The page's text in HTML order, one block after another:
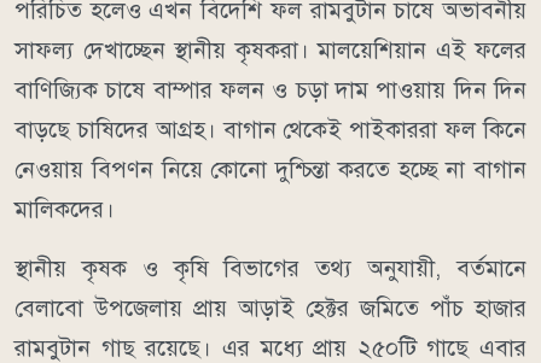
পরিচিত হলেও এখন বিদেশি ফল রামবুটান চাষে অভাবনীয়
সাফল্য দেখাচ্ছেন স্থানীয় কৃষকরা। মালয়েশিয়ান এই ফলের
বাণিজ্যিক চাষে বাম্পার ফলন ও চড়া দাম পাওয়ায় দিন দিন
বাড়ছে চাষিদের আগ্রহ। বাগান থেকেই পাইকাররা ফল কিনে
নেওয়ায় বিপণন নিয়ে কোনো দুশ্চিন্তা করতে হচ্ছে না বাগান
মালিকদের।
স্থানীয় কৃষক ও কৃষি বিভাগের তথ্য অনুযায়ী, বর্তমানে
বেলাবো উপজেলায় প্রায় আড়াই হেক্টর জমিতে পাঁচ হাজার
রামবুটান গাছ রয়েছে। এর মধ্যে প্রায় ২৫০টি গাছে এবার